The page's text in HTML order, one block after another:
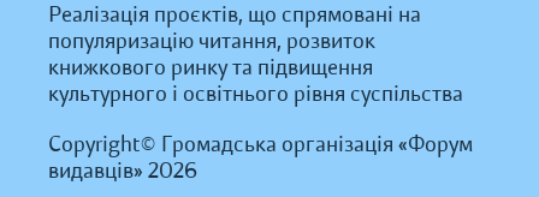
Реалізація проєктів, що спрямовані на
популяризацію читання, розвиток
книжкового ринку та підвищення
культурного і освітнього рівня суспільства
Copyright© Громадська організація «Форум
видавців» 2026